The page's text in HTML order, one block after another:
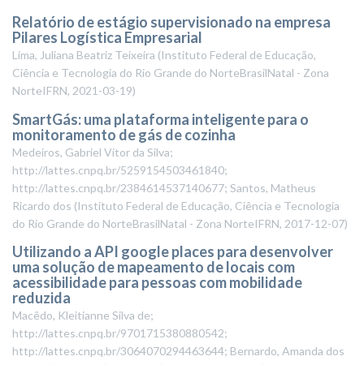
Relatório de estágio supervisionado na empresa
Pilares Logística Empresarial
Lima, Juliana Beatriz Teixeira (Instituto Federal de Educação,
Ciência e Tecnologia do Rio Grande do NorteBrasilNatal - Zona
NorteIFRN, 2021-03-19)
SmartGás: uma plataforma inteligente para o
monitoramento de gás de cozinha
Medeiros, Gabriel Vitor da Silva;
http://lattes.cnpq.br/5259154503461840;
http://lattes.cnpq.br/2384614537140677; Santos, Matheus
Ricardo dos (Instituto Federal de Educação, Ciência e Tecnologia
do Rio Grande do NorteBrasilNatal - Zona NorteIFRN, 2017-12-07)
Utilizando a API google places para desenvolver
uma solução de mapeamento de locais com
acessibilidade para pessoas com mobilidade
reduzida
Macêdo, Kleitianne Silva de;
http://lattes.cnpq.br/9701715380880542;
http://lattes.cnpq.br/3064070294463644; Bernardo, Amanda dos